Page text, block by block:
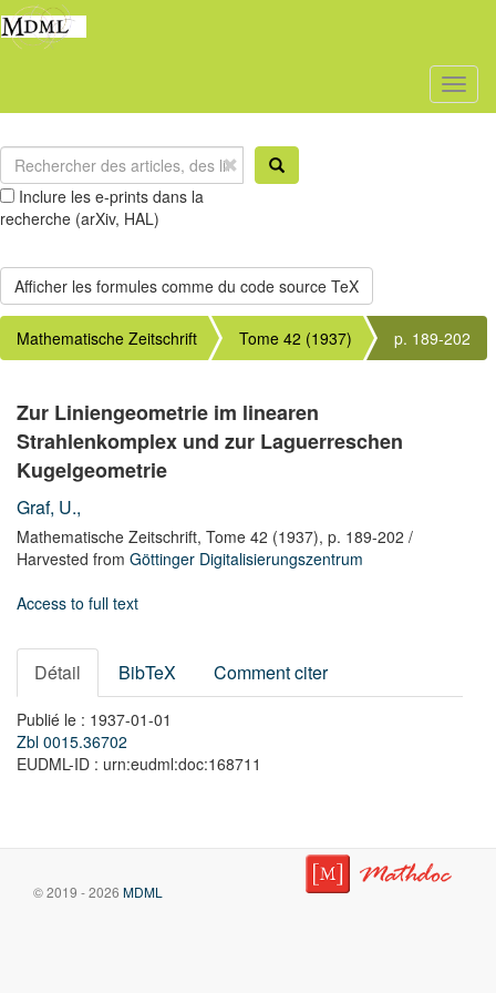
Inclure les e-prints dans la
recherche (arXiv, HAL)
Mathematische Zeitschrift Tome 42 (1937) p. 189-202
Zur Liniengeometrie im linearen
Strahlenkomplex und zur Laguerreschen
Kugelgeometrie
Graf, U.,
Mathematische Zeitschrift, Tome 42 (1937), p. 189-202 /
Harvested from Göttinger Digitalisierungszentrum
Access to full text
Détail BibTeX Comment citer
Publié le : 1937-01-01
Zbl 0015.36702
EUDML-ID : urn:eudml:doc:168711
© 2019 - 2026 MDML